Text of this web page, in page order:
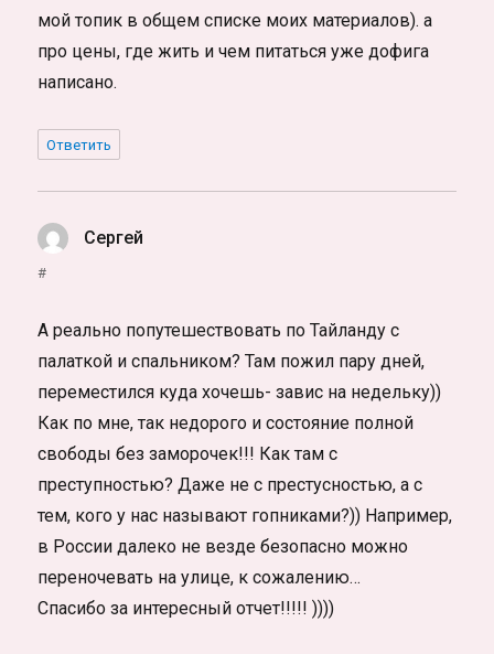
мой топик в общем списке моих материалов). а
про цены, где жить и чем питаться уже дофига
написано.
Ответить
Сергей
#
А реально попутешествовать по Тайланду с
палаткой и спальником? Там пожил пару дней,
переместился куда хочешь- завис на недельку))
Как по мне, так недорого и состояние полной
свободы без заморочек!!! Как там с
преступностью? Даже не с престусностью, а с
тем, кого у нас называют гопниками?)) Например,
в России далеко не везде безопасно можно
переночевать на улице, к сожалению…
Спасибо за интересный отчет!!!!! ))))